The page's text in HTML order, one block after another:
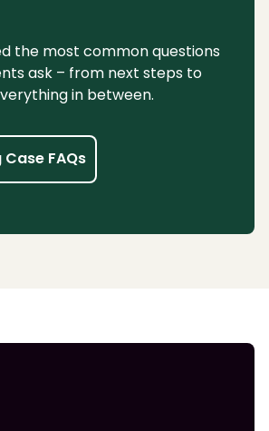
the most common questions
ask – from next steps to
in between.
FAQs